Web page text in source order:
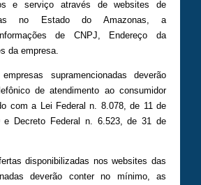
e serviço através de websites de
no Estado do Amazonas, a
de CNPJ, Endereço da
da empresa.
supramencionadas deverão
de atendimento ao consumidor
com a Lei Federal n. 8.078, de 11 de
e Decreto Federal n. 6.523, de 31 de
disponibilizadas nos websites das
deverão conter no mínimo, as